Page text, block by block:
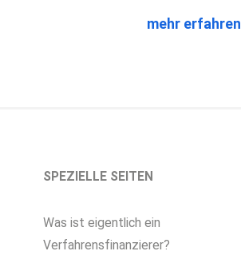
mehr erfahren
SPEZIELLE SEITEN
Was ist eigentlich ein
Verfahrensfinanzierer?